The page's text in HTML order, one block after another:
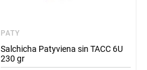
PATY
Salchicha Patyviena sin TACC 6U
230 gr